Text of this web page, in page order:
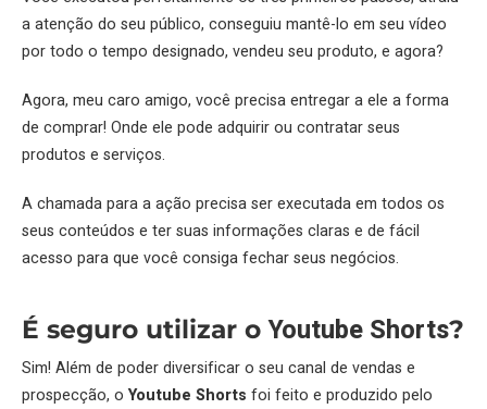
a atenção do seu público, conseguiu mantê-lo em seu vídeo
por todo o tempo designado, vendeu seu produto, e agora?
Agora, meu caro amigo, você precisa entregar a ele a forma
de comprar! Onde ele pode adquirir ou contratar seus
produtos e serviços.
A chamada para a ação precisa ser executada em todos os
seus conteúdos e ter suas informações claras e de fácil
acesso para que você consiga fechar seus negócios.
É seguro utilizar oYoutube Shorts?
Sim! Além de poder diversificar o seu canal de vendas e
prospecção, oYoutube Shorts foi feito e produzido pelo